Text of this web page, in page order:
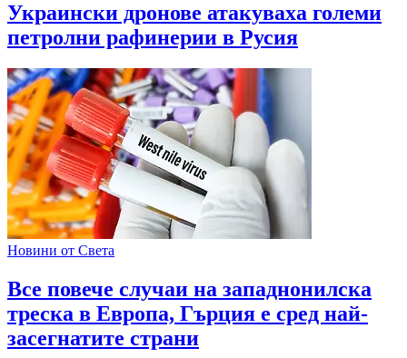
Украински дронове атакуваха големи
петролни рафинерии в Русия
Новини от Света
Все повече случаи на западнонилска
треска в Европа, Гърция е сред най-
засегнатите страни